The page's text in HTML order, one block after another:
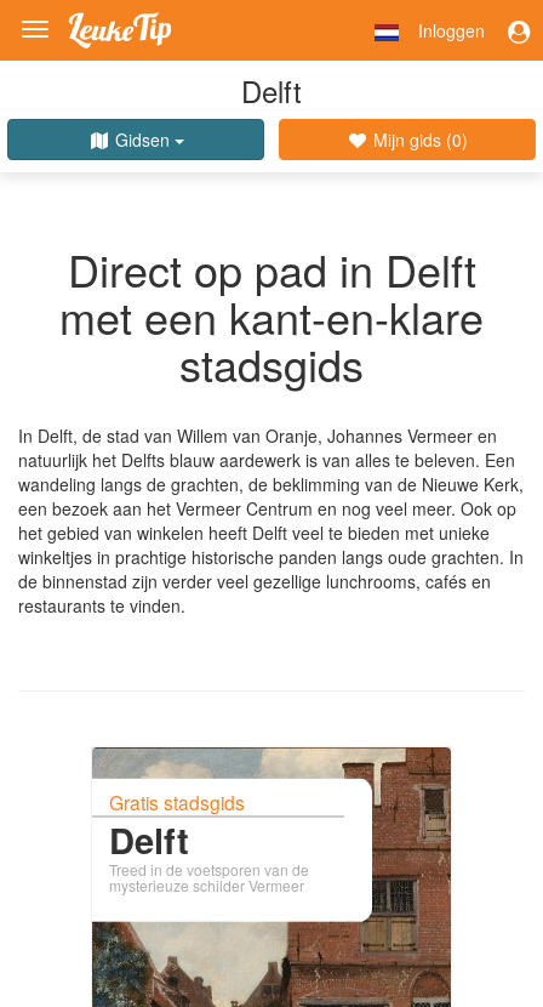
Toggle
navigation
Inloggen
Delft
Gidsen Mijn gids (0)
Direct op pad in Delft
met een kant-en-klare
stadsgids
In Delft, de stad van Willem van Oranje, Johannes Vermeer en
natuurlijk het Delfts blauw aardewerk is van alles te beleven. Een
wandeling langs de grachten, de beklimming van de Nieuwe Kerk,
een bezoek aan het Vermeer Centrum en nog veel meer. Ook op
het gebied van winkelen heeft Delft veel te bieden met unieke
winkeltjes in prachtige historische panden langs oude grachten. In
de binnenstad zijn verder veel gezellige lunchrooms, cafés en
restaurants te vinden.
Gratis stadsgids
Delft
Treed in de voetsporen van de
mysterieuze schilder Vermeer